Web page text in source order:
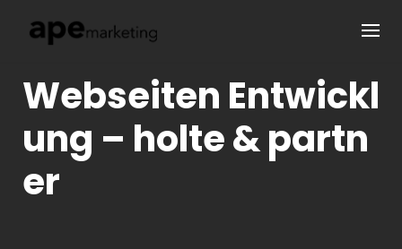
Webseiten Entwickl
ung – holte & partn
er